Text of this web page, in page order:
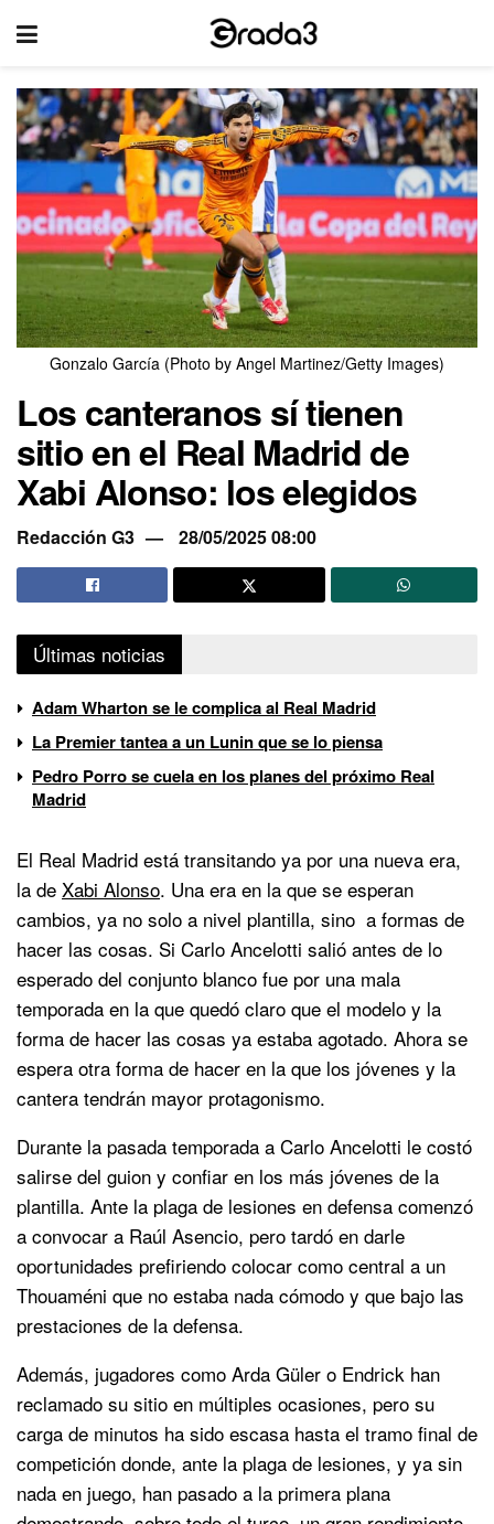
Gonzalo García (Photo by Angel Martinez/Getty Images)
Los canteranos sí tienen
sitio en el Real Madrid de
Xabi Alonso: los elegidos
Redacción G3 28/05/2025 08:00
Últimas noticias
Adam Wharton se le complica al Real Madrid
La Premier tantea a un Lunin que se lo piensa
Pedro Porro se cuela en los planes del próximo Real
Madrid
El Real Madrid está transitando ya por una nueva era,
la de Xabi Alonso. Una era en la que se esperan
cambios, ya no solo a nivel plantilla, sino a formas de
hacer las cosas. Si Carlo Ancelotti salió antes de lo
esperado del conjunto blanco fue por una mala
temporada en la que quedó claro que el modelo y la
forma de hacer las cosas ya estaba agotado. Ahora se
espera otra forma de hacer en la que los jóvenes y la
cantera tendrán mayor protagonismo.
Durante la pasada temporada a Carlo Ancelotti le costó
salirse del guion y confiar en los más jóvenes de la
plantilla. Ante la plaga de lesiones en defensa comenzó
a convocar a Raúl Asencio, pero tardó en darle
oportunidades prefiriendo colocar como central a un
Thouaméni que no estaba nada cómodo y que bajo las
prestaciones de la defensa.
Además, jugadores como Arda Güler o Endrick han
reclamado su sitio en múltiples ocasiones, pero su
carga de minutos ha sido escasa hasta el tramo final de
competición donde, ante la plaga de lesiones, y ya sin
nada en juego, han pasado a la primera plana